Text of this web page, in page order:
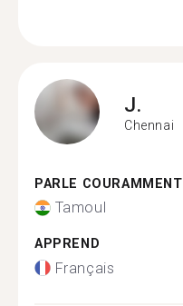
J.
Chennai
PARLE COURAMMENT
Tamoul
APPREND
Français